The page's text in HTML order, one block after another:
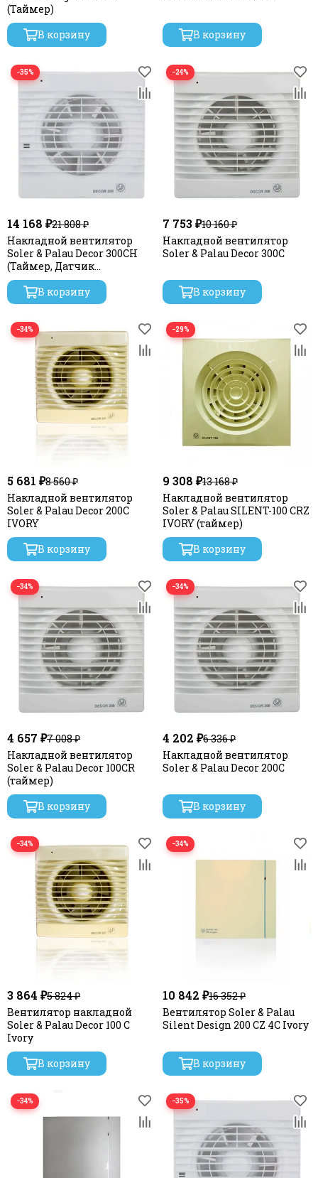
(Таймер)
В корзину
В корзину
−35%
14 168 ₽21 808 ₽
Накладной вентилятор
Soler & Palau Decor 300CH
(Таймер, Датчик
влажности)
В корзину
−24%
7 753 ₽10 160 ₽
Накладной вентилятор
Soler & Palau Decor 300C
В корзину
−34%
5 681 ₽8 560 ₽
Накладной вентилятор
Soler & Palau Decor 200C
IVORY
В корзину
−29%
9 308 ₽13 168 ₽
Накладной вентилятор
Soler & Palau SILENT-100 CRZ
IVORY (таймер)
В корзину
−34%
4 657 ₽7 008 ₽
Накладной вентилятор
Soler & Palau Decor 100CR
(таймер)
В корзину
−34%
4 202 ₽6 336 ₽
Накладной вентилятор
Soler & Palau Decor 200C
В корзину
−34%
3 864 ₽5 824 ₽
Вентилятор накладной
Soler & Palau Decor 100 C
Ivory
В корзину
−34%
10 842 ₽16 352 ₽
Вентилятор Soler & Palau
Silent Design 200 CZ 4C Ivory
В корзину
−34% −35%